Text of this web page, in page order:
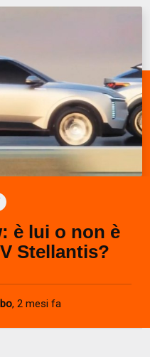
è lui o non è
Stellantis?
, 2 mesi fa